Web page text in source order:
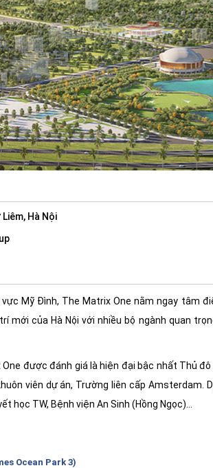
Hà Nội
Mỹ Đình, The Matrix One nằm ngay tâm
mới của Hà Nội với nhiều bộ ngành quan
được đánh giá là hiện đại bậc nhất Thủ
viên dự án, Trường liên cấp Amsterdam.
học TW, Bệnh viện An Sinh (Hồng Ngọc)...
Ocean Park 3)